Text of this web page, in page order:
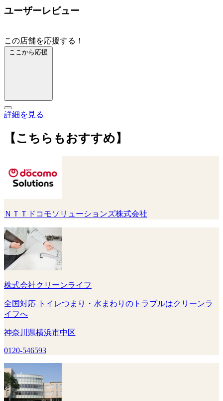
ユーザーレビュー
この店舗を応援する！
ここから応援
詳細を見る
【こちらもおすすめ】
ＮＴＴドコモソリューションズ株式会社
株式会社クリーンライフ
全国対応 トイレつまり・水まわりのトラブルはクリーンラ
イフへ
神奈川県横浜市中区
0120-546593